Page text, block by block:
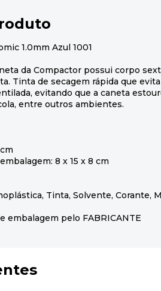
1.0mm Azul 1001
da Compactor possui corpo
Tinta de secagem rápida que
evitando que a caneta
entre outros ambientes.
8 x 15 x 8 cm
Tinta, Solvente, Corante,
embalagem pelo FABRICANTE